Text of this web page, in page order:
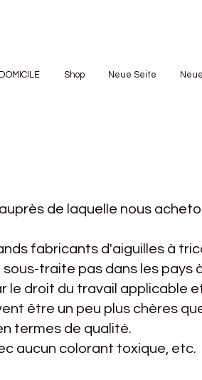
DOMICILE Shop Neue Seite
de laquelle nous
fabricants d'aiguilles à
traite pas dans les pays
le droit du travail applicable
être un peu plus chères
termes de qualité.
aucun colorant toxique, etc.